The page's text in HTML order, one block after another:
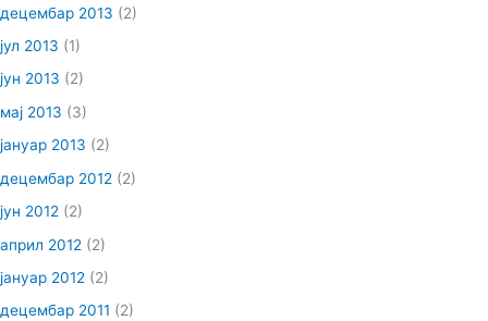
децембар 2013 (2)
јул 2013 (1)
јун 2013 (2)
мај 2013 (3)
јануар 2013 (2)
децембар 2012 (2)
јун 2012 (2)
април 2012 (2)
јануар 2012 (2)
децембар 2011 (2)